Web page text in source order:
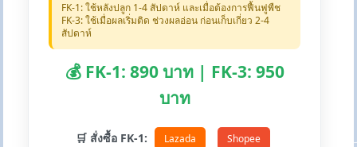
FK-1: ใช้หลังปลูก 1-4 สัปดาห์ และเมื่อต้องการฟื้นฟูพืช
FK-3: ใช้เมื่อผลเริ่มติด ช่วงผลอ่อน ก่อนเก็บเกี่ยว 2-4
สัปดาห์
💰 FK-1: 890 บาท | FK-3: 950
บาท
🛒 สั่งซื้อ FK-1: Lazada Shopee